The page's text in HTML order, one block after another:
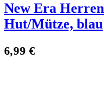
New Era Herren
Hut/Mütze, blau
6,99 €